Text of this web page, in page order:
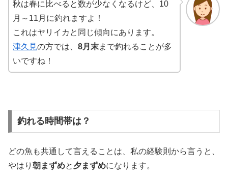
秋は春に比べると数が少なくなるけど、10
月～11月に釣れますよ！
これはヤリイカと同じ傾向にあります。
津久見の方では、 8月末まで釣れることが多
いですね！
釣れる時間帯は？
どの魚も共通して言えることは、私の経験則から言うと、
やはり 朝まずめと 夕まずめになります。